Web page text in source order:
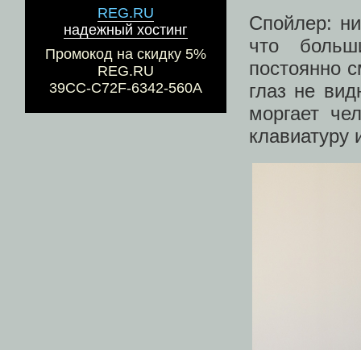
REG.RU
надежный хостинг
Промокод на скидку 5%
REG.RU
39CC-C72F-6342-560A
Спойлер:
что
постоянно
глаз не
моргает
клавиатуру